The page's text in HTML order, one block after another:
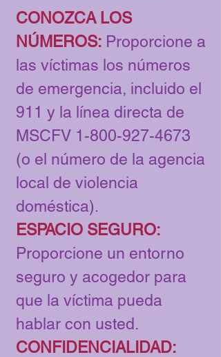
CONOZCA LOS
NÚMEROS: Proporcione a
las víctimas los números
de emergencia, incluido el
911 y la línea directa de
MSCFV 1-800-927-4673
(o el número de la agencia
local de violencia
doméstica).
ESPACIO SEGURO:
Proporcione un entorno
seguro y acogedor para
que la víctima pueda
hablar con usted.
CONFIDENCIALIDAD: